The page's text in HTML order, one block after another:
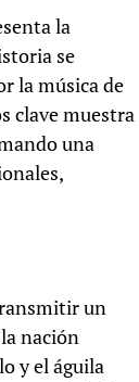
la
se
la música de
clave muestra
una
un
nación
y el águila